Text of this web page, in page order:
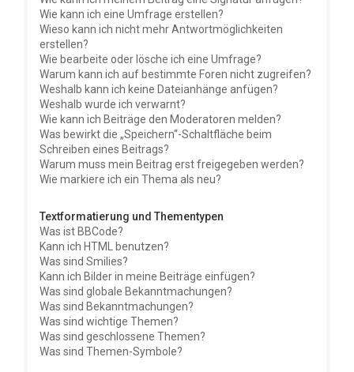
Wie kann ich eine Umfrage erstellen?
Wieso kann ich nicht mehr Antwortmöglichkeiten
erstellen?
Wie bearbeite oder lösche ich eine Umfrage?
Warum kann ich auf bestimmte Foren nicht zugreifen?
Weshalb kann ich keine Dateianhänge anfügen?
Weshalb wurde ich verwarnt?
Wie kann ich Beiträge den Moderatoren melden?
Was bewirkt die „Speichern“-Schaltfläche beim
Schreiben eines Beitrags?
Warum muss mein Beitrag erst freigegeben werden?
Wie markiere ich ein Thema als neu?
Textformatierung und Thementypen
Was ist BBCode?
Kann ich HTML benutzen?
Was sind Smilies?
Kann ich Bilder in meine Beiträge einfügen?
Was sind globale Bekanntmachungen?
Was sind Bekanntmachungen?
Was sind wichtige Themen?
Was sind geschlossene Themen?
Was sind Themen-Symbole?